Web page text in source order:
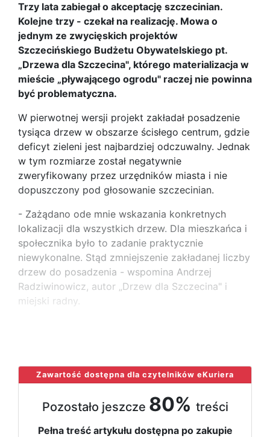
Trzy lata zabiegał o akceptację szczecinian.
Kolejne trzy - czekał na realizację. Mowa o
jednym ze zwycięskich projektów
Szczecińskiego Budżetu Obywatelskiego pt.
„Drzewa dla Szczecina", którego materializacja w
mieście „pływającego ogrodu" raczej nie powinna
być problematyczna.
W pierwotnej wersji projekt zakładał posadzenie
tysiąca drzew w obszarze ścisłego centrum, gdzie
deficyt zieleni jest najbardziej odczuwalny. Jednak
w tym rozmiarze został negatywnie
zweryfikowany przez urzędników miasta i nie
dopuszczony pod głosowanie szczecinian.
- Zażądano ode mnie wskazania konkretnych
lokalizacji dla wszystkich drzew. Dla mieszkańca i
społecznika było to zadanie praktycznie
niewykonalne. Stąd zmniejszenie zakładanej liczby
drzew do posadzenia - wspomina Andrzej
Radziwinowicz, autor „Drzew dla Szczecina" i
miejski radny.
Zawartość dostępna dla czytelników eKuriera
Pozostało jeszcze 80% treści
Pełna treść artykułu dostępna po zakupie